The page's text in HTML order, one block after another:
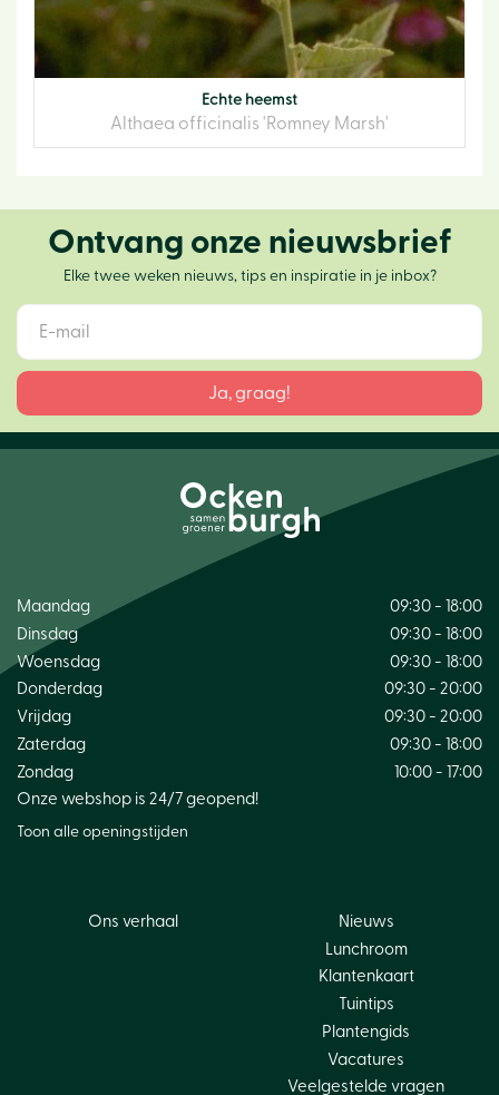
Echte heemst
Althaea officinalis 'Romney Marsh'
Ontvang onze nieuwsbrief
Elke twee weken nieuws, tips en inspiratie in je inbox?
Maandag
09:30 - 18:00
Dinsdag
09:30 - 18:00
Woensdag
09:30 - 18:00
Donderdag
09:30 - 20:00
Vrijdag
09:30 - 20:00
Zaterdag
09:30 - 18:00
Zondag
10:00 - 17:00
Onze webshop is 24/7 geopend!
Toon alle openingstijden
Ons verhaal
Nieuws
Lunchroom
Klantenkaart
Tuintips
Plantengids
Vacatures
Veelgestelde vragen